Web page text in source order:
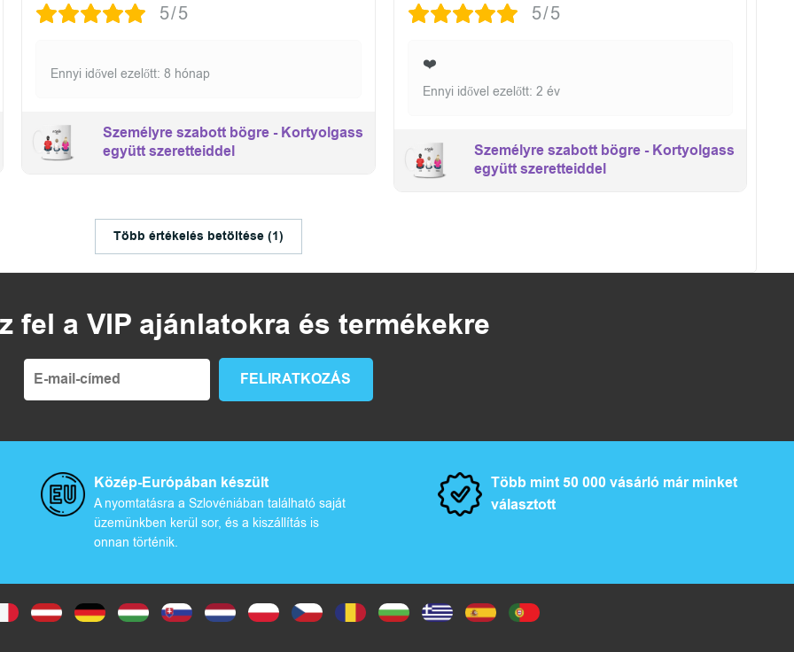
5/5
Ennyi idővel ezelőtt: 8 hónap
Személyre szabott bögre - Kortyolgass
együtt szeretteiddel
5/5
❤️
Ennyi idővel ezelőtt: 2 év
Személyre szabott bögre - Kortyolgass
együtt szeretteiddel
Több értékelés betöltése (1)
fel a VIP ajánlatokra és termékekre
Közép-Európában készült
A nyomtatásra a Szlovéniában található saját
üzemünkben kerül sor, és a kiszállítás is
onnan történik.
Több mint 50 000 vásárló már minket
választott